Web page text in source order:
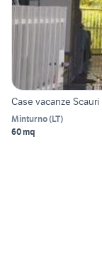
Case vacanze Scauri
Minturno(LT)
60 mq